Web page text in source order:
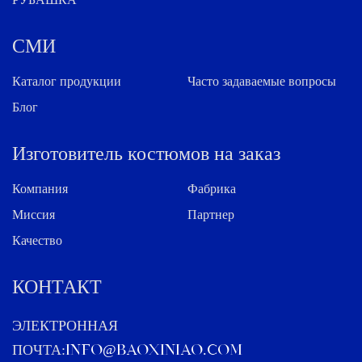
СМИ
Каталог продукции
Часто задаваемые вопросы
Блог
Изготовитель костюмов на заказ
Компания
Фабрика
Миссия
Партнер
Качество
КОНТАКТ
ЭЛЕКТРОННАЯ
ПОЧТА:info@baoxiniao.com